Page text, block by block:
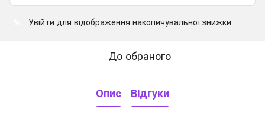
Увійти для відображення накопичувальної знижки
До обраного
Опис Відгуки